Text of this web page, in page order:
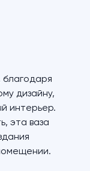
благодаря
дизайну,
интерьер.
эта ваза